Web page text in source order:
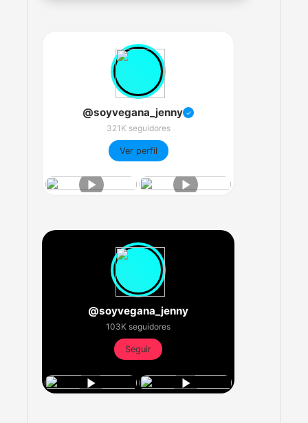
@soyvegana_jenny ✓
321K seguidores
Ver perfil
@soyvegana_jenny
103K seguidores
Seguir